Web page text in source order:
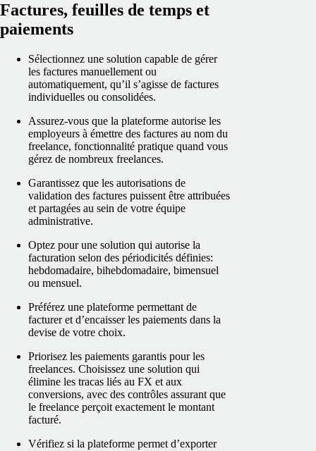
Factures, feuilles de temps et
paiements
Sélectionnez une solution capable de gérer
les factures manuellement ou
automatiquement, qu’il s’agisse de factures
individuelles ou consolidées.
Assurez‑vous que la plateforme autorise les
employeurs à émettre des factures au nom du
freelance, fonctionnalité pratique quand vous
gérez de nombreux freelances.
Garantissez que les autorisations de
validation des factures puissent être attribuées
et partagées au sein de votre équipe
administrative.
Optez pour une solution qui autorise la
facturation selon des périodicités définies:
hebdomadaire, bihebdomadaire, bimensuel
ou mensuel.
Préférez une plateforme permettant de
facturer et d’encaisser les paiements dans la
devise de votre choix.
Priorisez les paiements garantis pour les
freelances. Choisissez une solution qui
élimine les tracas liés au FX et aux
conversions, avec des contrôles assurant que
le freelance perçoit exactement le montant
facturé.
Vérifiez si la plateforme permet d’exporter